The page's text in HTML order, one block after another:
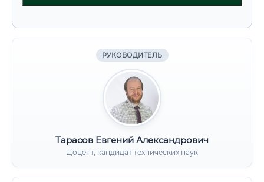
РУКОВОДИТЕЛЬ
Тарасов Евгений Александрович
Доцент, кандидат технических наук